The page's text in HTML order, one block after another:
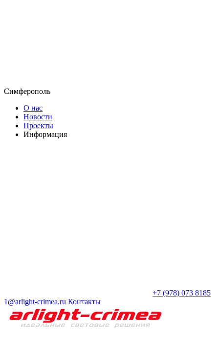
Симферополь
О нас
Новости
Проекты
Информация
+7 (978) 073 8185
1@arlight-crimea.ru Контакты